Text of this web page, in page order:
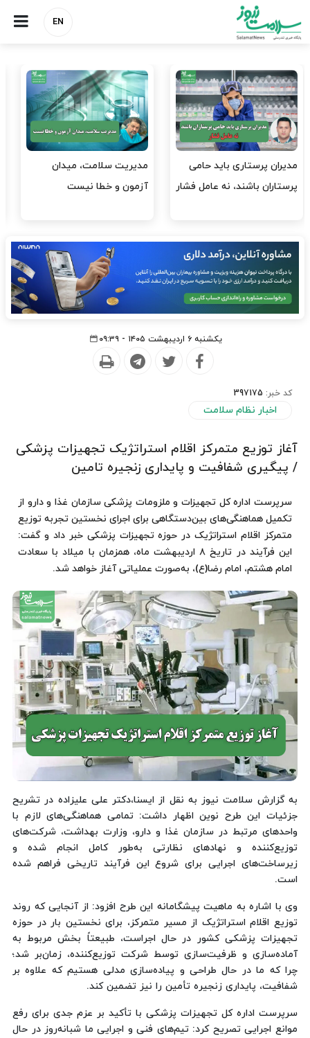
EN
وقت وزیر بهداشت باید صرف
افتتاح پروژه‌ها شود؟
واردات دارو و کالاهای اساسی
باید در اولویت تخصیص ارز
یکشنبه ۶ اردیبهشت ۱۴۰۵ - ۰۹:۳۹
کد خبر: 397175
اخبار نظام سلامت
آغاز توزیع متمرکز اقلام استراتژیک تجهیزات پزشکی
/ پیگیری شفافیت و پایداری زنجیره تامین
سرپرست اداره کل تجهیزات و ملزومات پزشکی سازمان غذا و دارو از
تکمیل هماهنگی‌های بین‌دستگاهی برای اجرای نخستین تجربه توزیع
متمرکز اقلام استراتژیک در حوزه تجهیزات پزشکی خبر داد و گفت:
این فرآیند در تاریخ ۸ اردیبهشت ماه، همزمان با میلاد با سعادت
امام هشتم، امام رضا(ع)، به‌صورت عملیاتی آغاز خواهد شد.
به گزارش سلامت نیوز به نقل از ایسنا،دکتر علی علیزاده در تشریح
جزئیات این طرح نوین اظهار داشت: تمامی هماهنگی‌های لازم با
واحدهای مرتبط در سازمان غذا و دارو، وزارت بهداشت، شرکت‌های
توزیع‌کننده و نهادهای نظارتی به‌طور کامل انجام شده و
زیرساخت‌های اجرایی برای شروع این فرآیند تاریخی فراهم شده
است.
وی با اشاره به ماهیت پیشگامانه این طرح افزود: از آنجایی که روند
توزیع اقلام استراتژیک از مسیر متمرکز، برای نخستین بار در حوزه
تجهیزات پزشکی کشور در حال اجراست، طبیعتاً بخش مربوط به
آماده‌سازی و ظرفیت‌سازی توسط شرکت توزیع‌کننده، زمان‌بر شد؛
چرا که ما در حال طراحی و پیاده‌سازی مدلی هستیم که علاوه بر
شفافیت، پایداری زنجیره تأمین را نیز تضمین کند.
سرپرست اداره کل تجهیزات پزشکی با تأکید بر عزم جدی برای رفع
موانع اجرایی تصریح کرد: تیم‌های فنی و اجرایی ما شبانه‌روز در حال